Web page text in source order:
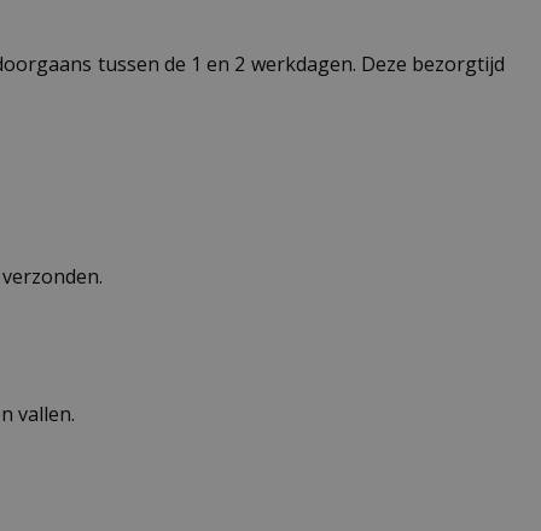
tussen de 1 en 2 werkdagen. Deze bezorgtijd
vallen.